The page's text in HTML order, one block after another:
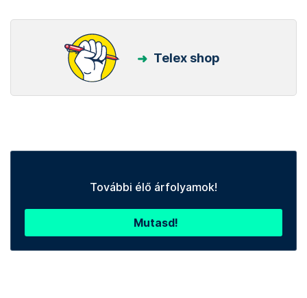
Telex shop
További élő árfolyamok!
Mutasd!